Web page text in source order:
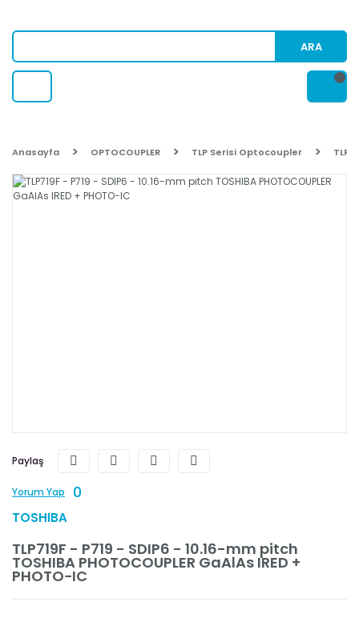
ARA
Anasayfa OPTOCOUPLER TLP Serisi Optocoupler
Paylaş
Yorum Yap 0
TOSHIBA
TLP719F - P719 - SDIP6 - 10.16-mm pitch
TOSHIBA PHOTOCOUPLER GaAℓAs IRED +
PHOTO−IC